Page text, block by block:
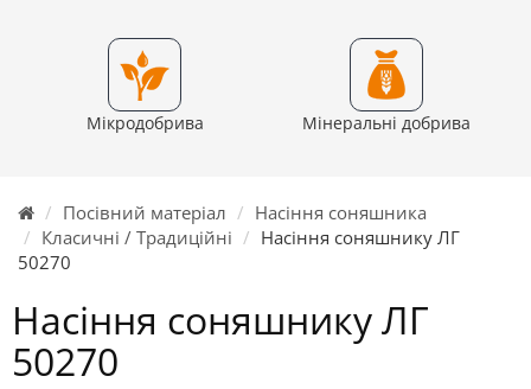
Мікродобрива Мінеральні добрива
Посівний матеріал
Насіння соняшника
Класичні / Традиційні
Насіння соняшнику ЛГ
50270
Насіння соняшнику ЛГ
50270